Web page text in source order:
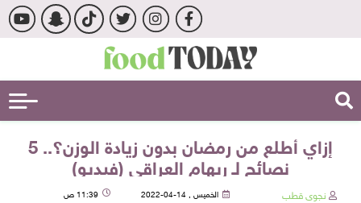
إزاي أطلع من رمضان بدون زيادة الوزن؟.. 5
نصائح لـ ريهام العراقي (فيديو)
نجوى قطب الخميس , 14-04-2022 11:39 ص